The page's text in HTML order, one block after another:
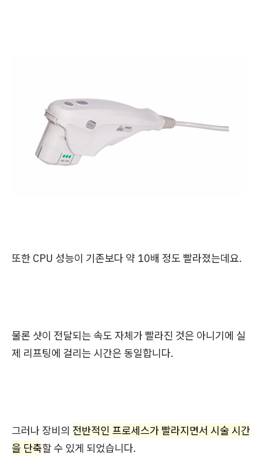
또한 CPU 성능이 기존보다 약 10배 정도 빨라졌는데요.
물론 샷이 전달되는 속도 자체가 빨라진 것은 아니기에 실
제 리프팅에 걸리는 시간은 동일합니다.
그러나 장비의 전반적인 프로세스가 빨라지면서 시술 시간
을 단축할 수 있게 되었습니다.